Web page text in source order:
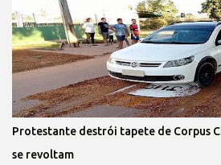
Protestante destrói tapete de Corpus
se revoltam